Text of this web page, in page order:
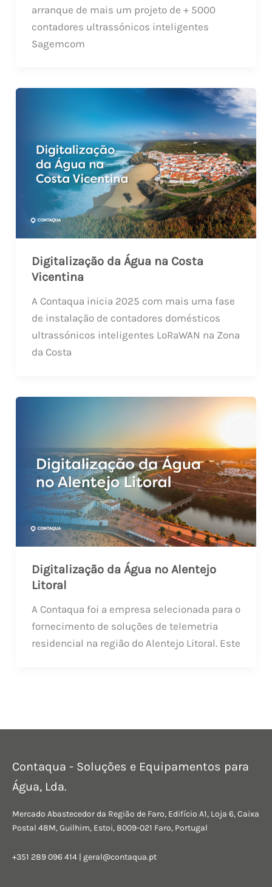
arranque de mais um projeto de + 5000
contadores ultrassónicos inteligentes
Sagemcom
Digitalização da Água na Costa
Vicentina
A Contaqua inicia 2025 com mais uma fase
de instalação de contadores domésticos
ultrassónicos inteligentes LoRaWAN na Zona
da Costa
Digitalização da Água no Alentejo
Litoral
A Contaqua foi a empresa selecionada para o
fornecimento de soluções de telemetria
residencial na região do Alentejo Litoral. Este
Contaqua - Soluções e Equipamentos para
Água, Lda.
Mercado Abastecedor da Região de Faro, Edifício A1, Loja 6, Caixa
Postal 48M, Guilhim, Estoi, 8009-021 Faro, Portugal
+351 289 096 414 | geral@contaqua.pt